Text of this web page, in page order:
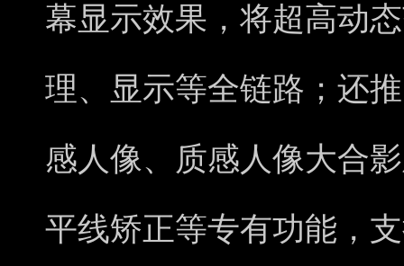
幕显示效果，将超高动
理、显示等全链路；还
感人像、质感人像大合
平线矫正等专有功能，